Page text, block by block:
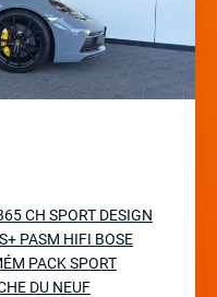
CH SPORT DESIGN
PASM HIFI BOSE
PACK SPORT
DU NEUF